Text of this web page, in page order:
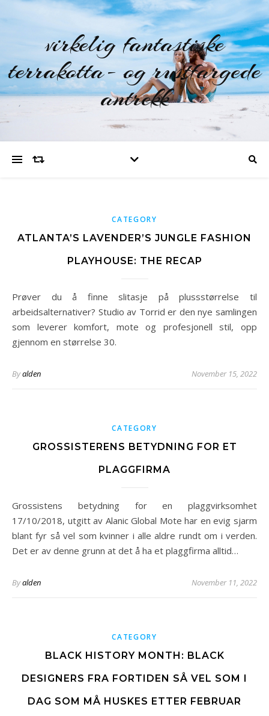
virkelig fantastiske
terrakotta- og rustfargede
antrekk
CATEGORY
ATLANTA’S LAVENDER’S JUNGLE FASHION
PLAYHOUSE: THE RECAP
Prøver du å finne slitasje på plussstørrelse til
arbeidsalternativer? Studio av Torrid er den nye samlingen
som leverer komfort, mote og profesjonell stil, opp
gjennom en størrelse 30.
Byalden November 15, 2022
CATEGORY
GROSSISTERENS BETYDNING FOR ET
PLAGGFIRMA
Grossistens betydning for en plaggvirksomhet
17/10/2018, utgitt av Alanic Global Mote har en evig sjarm
blant fyr så vel som kvinner i alle aldre rundt om i verden.
Det er av denne grunn at det å ha et plaggfirma alltid…
Byalden November 11, 2022
CATEGORY
BLACK HISTORY MONTH: BLACK
DESIGNERS FRA FORTIDEN SÅ VEL SOM I
DAG SOM MÅ HUSKES ETTER FEBRUAR